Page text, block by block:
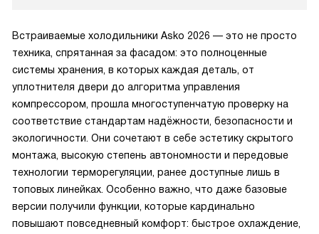
Встраиваемые холодильники Asko 2026 — это не просто
техника, спрятанная за фасадом: это полноценные
системы хранения, в которых каждая деталь, от
уплотнителя двери до алгоритма управления
компрессором, прошла многоступенчатую проверку на
соответствие стандартам надёжности, безопасности и
экологичности. Они сочетают в себе эстетику скрытого
монтажа, высокую степень автономности и передовые
технологии терморегуляции, ранее доступные лишь в
топовых линейках. Особенно важно, что даже базовые
версии получили функции, которые кардинально
повышают повседневный комфорт: быстрое охлаждение,